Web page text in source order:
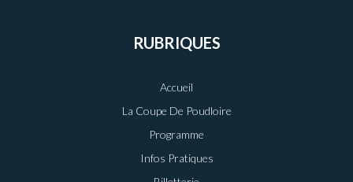
RUBRIQUES
Accueil
La Coupe De Poudloire
Programme
Infos Pratiques